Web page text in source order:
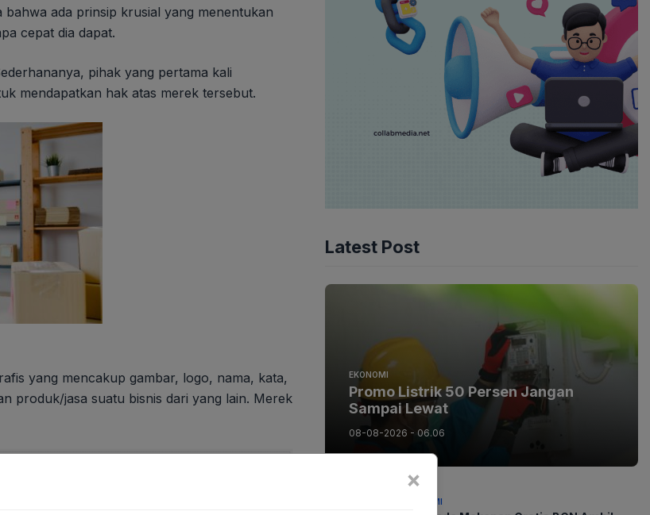
ada prinsip krusial yang menentukan
cepat dia dapat.
pihak yang pertama kali
mendapatkan hak atas merek tersebut.
yang mencakup gambar, logo, nama, kata,
produk/jasa suatu bisnis dari yang lain. Merek
Latest Post
EKONOMI
Promo Listrik 50 Persen Jangan
Sampai Lewat
08-08-2026 - 06.06
EKONOMI
×